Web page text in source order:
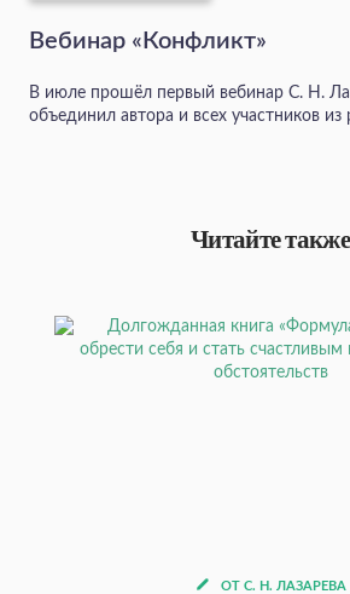
Вебинар «Конфликт»
В июле прошёл первый вебинар С. Н.
объединил автора и всех участников
Читайте также
ОТ С. Н. ЛАЗАРЕВА